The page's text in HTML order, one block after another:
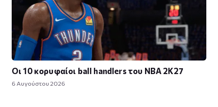
Οι 10 κορυφαίοι ball handlers του NBA 2K27
6 Αυγούστου 2026